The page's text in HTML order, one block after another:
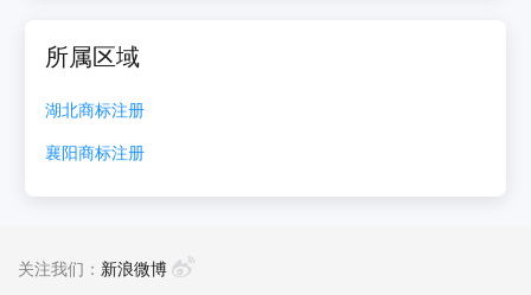
所属区域
湖北商标注册
襄阳商标注册